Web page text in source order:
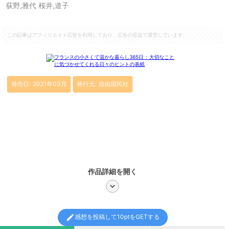
荻野,雅代 桜井,道子
この記事はアフィリエイト広告を利用しており、広告の収益で運営しています。
作品詳細を開く
chevron_right
発売日: 2021年03月 発行元: 自由国民社
edit感想を投稿して10ptをGETする